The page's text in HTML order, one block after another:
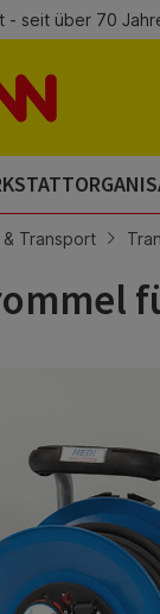
- seit über 70
& Transport